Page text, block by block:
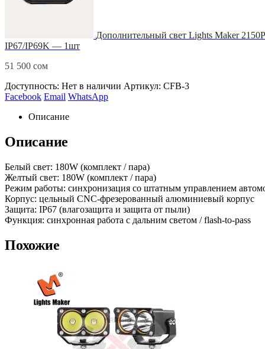
Дополнительный свет Lights Maker
IP67/IP69K — 1шт
51 500 сом
Доступность: Нет в наличии Артикул: CFB-3
Facebook Email WhatsApp
Описание
Описание
Белый свет: 180W (комплект / пара)
Желтый свет: 180W (комплект / пара)
Режим работы: синхронизация со штатным управлением
Корпус: цельный CNC-фрезерованный алюминиевый корпус
Защита: IP67 (влагозащита и защита от пыли)
Функция: синхронная работа с дальним светом / flash-to-pass
Похожие